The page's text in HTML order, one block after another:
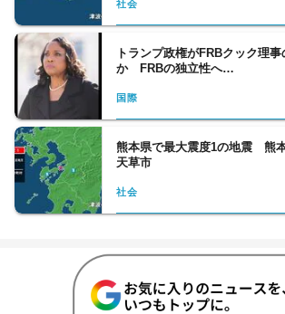
社会
トランプ政権がFRBクック理
か FRBの独立性へ…
国際
熊本県で最大震度1の地震 熊
天草市
社会